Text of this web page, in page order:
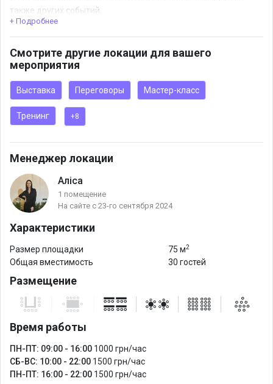
также других событий.
Гибкие варианты использования помещения под разные
Дополнительные настройки – заказ профессионального
бариста или кейтеринга.
Аудиосистема (колонки) для обеспечения звукового
сопровождения мер.
мероприятия.
техники и оборудования.
+ Подробнее
Смотрите другие локации для вашего
мероприятия
Выставка Переговоры Мастер-класс
Тренинг +8
Менеджер локации
Аліса
1 помещение
На сайте с 23-го сентября 2024
Характеристики
Размер площадки 75 м2
Общая вместимость 30 гостей
Размещение
Время работы
ПН-ПТ: 09:00 - 16:00 1000 грн/час
СБ-ВС: 10:00 - 22:00 1500 грн/час
ПН-ПТ: 16:00 - 22:00 1500 грн/час